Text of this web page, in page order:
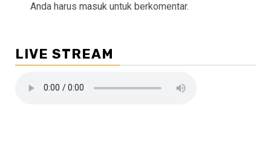
Anda harus masuk untuk berkomentar.
LIVE STREAM